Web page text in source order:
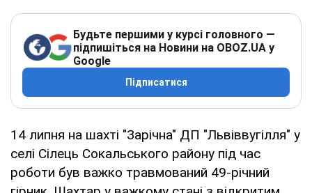
Будьте першими у курсі головного —
підпишіться на Новини на OBOZ.UA у
Google
Підписатися
14 липня на шахті "Зарічна" ДП "Львіввугілля" у
селі Сілець Сокальського району під час
роботи був важко травмований 49-річний